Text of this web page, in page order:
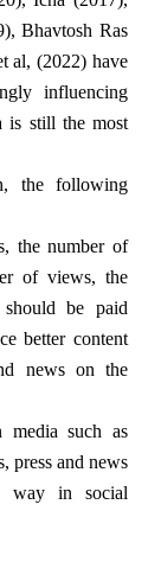
Bhavtosh Ras
al, (2022) have
influencing
is still the most
the following
the number of
of views, the
be paid
better content
news on the
media such as
press and news
way in social